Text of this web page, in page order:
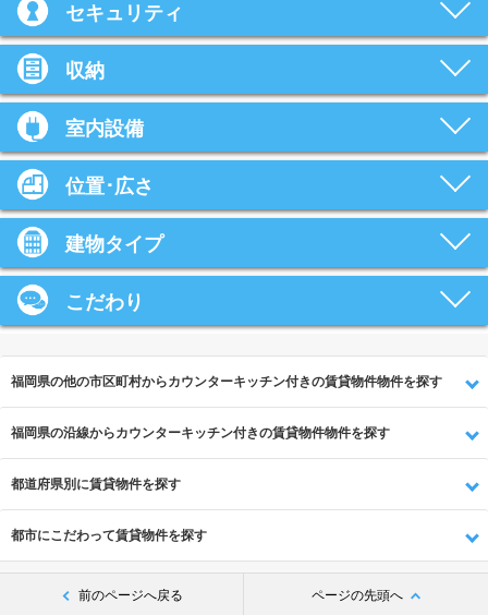
セキュリティ
収納
室内設備
位置･広さ
建物タイプ
こだわり
福岡県の他の市区町村からカウンターキッチン付きの賃貸物件物件を探す
福岡県の沿線からカウンターキッチン付きの賃貸物件物件を探す
都道府県別に賃貸物件を探す
都市にこだわって賃貸物件を探す
前のページへ戻る ページの先頭へ